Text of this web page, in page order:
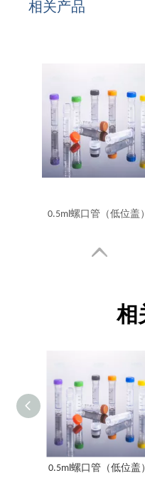
相关产品
0.5ml螺口管（低位盖）
相
0.5ml螺口管（低位盖）